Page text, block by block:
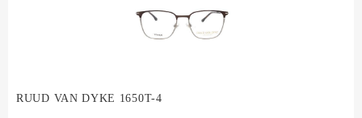
RUUD VAN DYKE 1650T-4